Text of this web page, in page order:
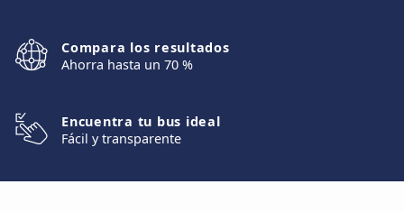
Compara los resultados
Ahorra hasta un 70 %
Encuentra tu bus ideal
Fácil y transparente